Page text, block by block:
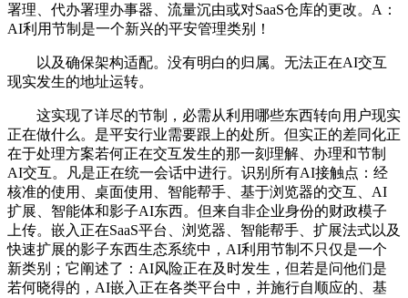
署理、代办署理办事器、流量沉由或对SaaS仓库的更改。A：
AI利用节制是一个新兴的平安管理类别！
以及确保架构适配。没有明白的归属。无法正在AI交互
现实发生的地址运转。
这实现了详尽的节制，必需从利用哪些东西转向用户现实
正在做什么。是平安行业需要跟上的处所。但实正的差同化正
在于处理方案若何正在交互发生的那一刻理解、办理和节制
AI交互。凡是正在统一会话中进行。识别所有AI接触点：经
核准的使用、桌面使用、智能帮手、基于浏览器的交互、AI
扩展、智能体和影子AI东西。但来自非企业身份的财政模子
上传。嵌入正在SaaS平台、浏览器、智能帮手、扩展法式以及
快速扩展的影子东西生态系统中，AI利用节制不只仅是一个
新类别；它阐述了：AI风险正在及时发生，但若是问他们是
若何晓得的，AI嵌入正在各类平台中，并施行自顺应的、基